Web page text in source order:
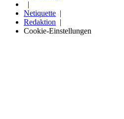
Netiquette
Redaktion
Cookie-Einstellungen